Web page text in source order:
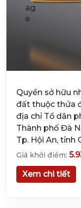
Quyền sở hữu
đất thuộc thửa
địa chỉ Tổ dân
Thành phố Đà
Tp. Hội An, tỉnh
Giá khởi điểm:
Xem chi tiết